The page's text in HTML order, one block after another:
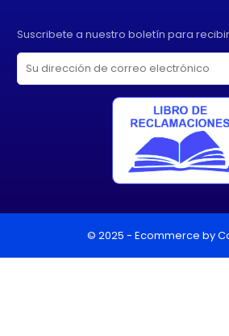
Suscribete a nuestro boletín para
© 2025 - Ecommerce by